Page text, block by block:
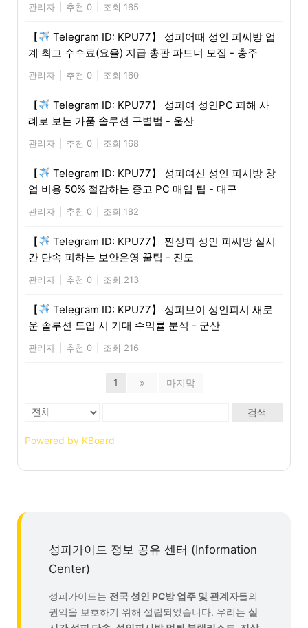
관리자 추천 0 조회 165
【
Telegram ID: KPU77】 성피어때 성인 피씨방 업
계 최고 수수료(요율) 지급 총판 파트너 모집 - 충주
관리자 추천 0 조회 160
【
Telegram ID: KPU77】 성피여 성인PC 피해 사
례로 보는 가품 솔루션 구별법 - 울산
관리자 추천 0 조회 168
【
Telegram ID: KPU77】 성피여신 성인 피시방 창
업 비용 50% 절감하는 중고 PC 매입 팁 - 대구
관리자 추천 0 조회 182
【
Telegram ID: KPU77】 찐성피 성인 피씨방 실시
간 단속 피하는 보안운영 꿀팁 - 진도
관리자 추천 0 조회 213
【
Telegram ID: KPU77】 성피보이 성인피시 새로
운 솔루션 도입 시 기대 수익률 분석 - 군산
관리자 추천 0 조회 216
1 » 마지막
검색
Powered by KBoard
성피가이드 정보 공유 센터 (Information
Center)
성피가이드는 전국 성인 PC방 업주 및 관계자들의
권익을 보호하기 위해 설립되었습니다. 우리는 실